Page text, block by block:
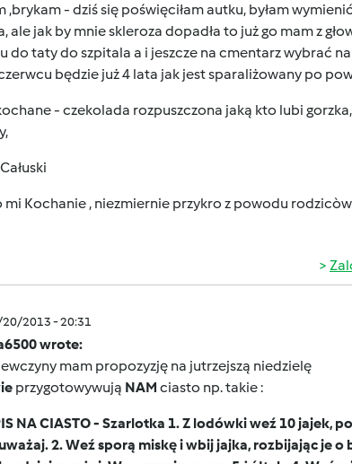
,brykam - dziś się poświęciłam autku, byłam
ale jak by mnie skleroza dopadła to już go mam z
do taty do szpitala a i jeszcze na cmentarz wybrać
będzie już 4 lata jak jest sparaliżowany po
- czekolada rozpuszczona jaką kto lubi
Całuski
mi Kochanie , niezmiernie przykro z powodu rodzicòw
2013 - 20:31
wrote:
mam propozyzję na jutrzejszą niedzielę
przygotowywują NAM ciasto np. takie :
NA CIASTO - Szarlotka 1. Z lodówki weź 10 jajek,
2. Weź sporą miskę i wbij jajka, rozbijając je